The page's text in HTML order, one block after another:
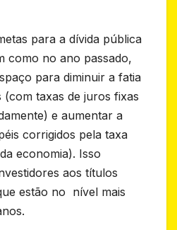
para a dívida pública
como no ano passado,
para diminuir a fatia
taxas de juros fixas
e aumentar a
corrigidos pela taxa
economia). Isso
aos títulos
estão no nível mais